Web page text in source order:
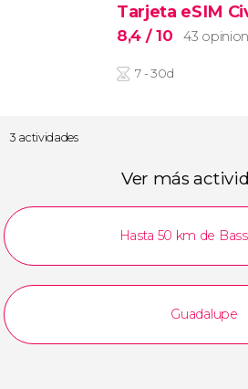
Tarjeta eSIM
8,4 / 10 43
7 - 30d
3 actividades
Ver más
Hasta 50 km de
Guadalupe